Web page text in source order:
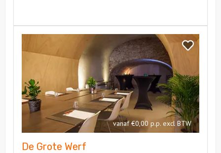
Bekijk
Werf
vanaf €0,00 p.p. excl BTW
De Grote Werf
Grote